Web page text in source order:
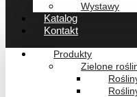
Wystawy
Katalog
Kontakt
Produkty
Zielone